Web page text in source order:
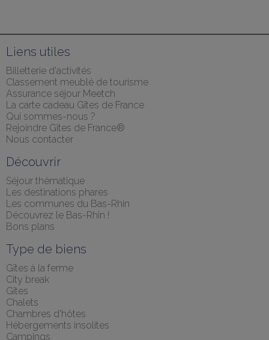
Liens utiles
Billetterie d'activités
Classement meublé de tourisme
Assurance séjour Meetch
La carte cadeau Gîtes de France
Qui sommes-nous ?
Rejoindre Gîtes de France®
Nous contacter
Découvrir
Séjour thématique
Les destinations phares
Les communes du Bas-Rhin
Découvrez le Bas-Rhin !
Bons plans
Type de biens
Gîtes à la ferme
City break
Gîtes
Chalets
Chambres d'hôtes
Hébergements insolites
Campings